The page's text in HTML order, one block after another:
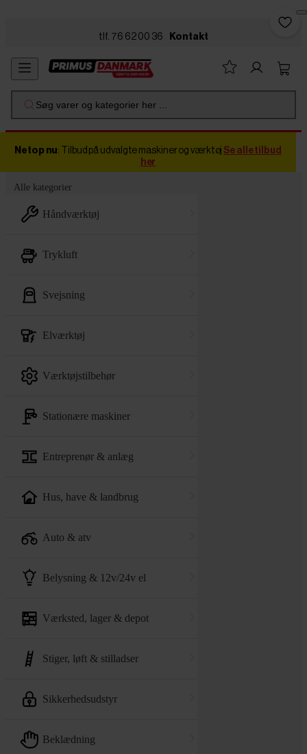
tlf. 76 62 00 36 Kontakt
Søg varer og kategorier her ...
Netop nu: Tilbud på udvalgte maskiner og værktøj Se alle tilbud
her
Alle kategorier
håndværktøj
trykluft
svejsning
elværktøj
værktøjstilbehør
stationære maskiner
entreprenør & anlæg
hus, have & landbrug
auto & atv
belysning & 12v/24v el
værksted, lager & depot
stiger, løft & stilladser
sikkerhedsudstyr
beklædning